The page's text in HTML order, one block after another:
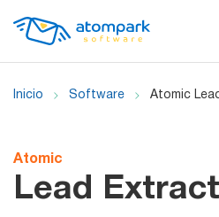
Atrás
All software
Atrás
Social
Inicio Software Atomic
Atomic
Lead